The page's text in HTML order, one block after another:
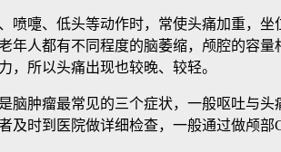
嚏、低头等动作时，常使头痛加重，坐
年人都有不同程度的脑萎缩，颅腔的容
，所以头痛出现也较晚、较轻。
脑肿瘤最常见的三个症状，一般呕吐与
及时到医院做详细检查，一般通过做颅部